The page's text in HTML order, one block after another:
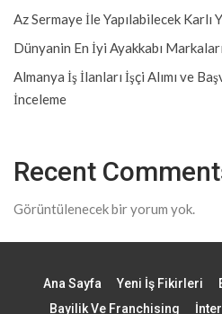
Az Sermaye İle Yapılabilecek Karlı
Dünyanin En İyi Ayakkabı Markaları
Almanya İş İlanları İşçi Alımı ve
İnceleme
Recent
Görüntülenecek bir yorum yok.
Ana Sayfa Yeni İş Fikirleri
Bayilik Ve Franchising